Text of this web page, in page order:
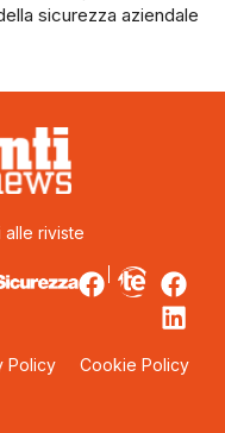
sicurezza aziendale
alle riviste
Policy Cookie Policy